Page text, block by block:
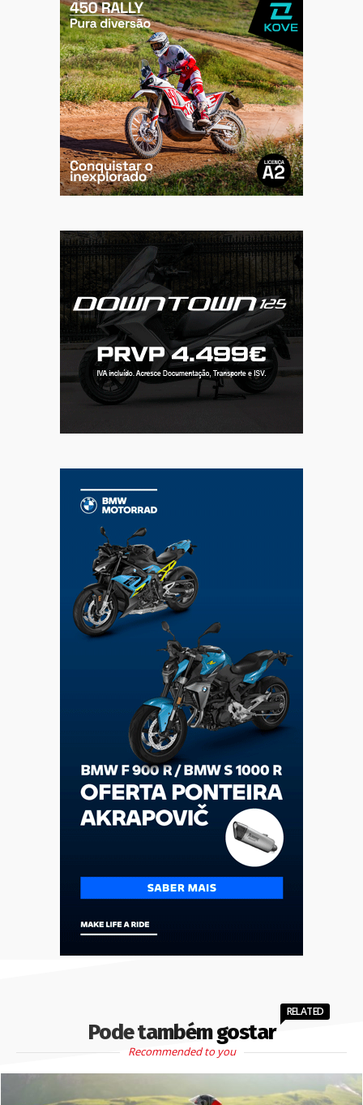
Pode também gostar
RELATED
Recommended to you